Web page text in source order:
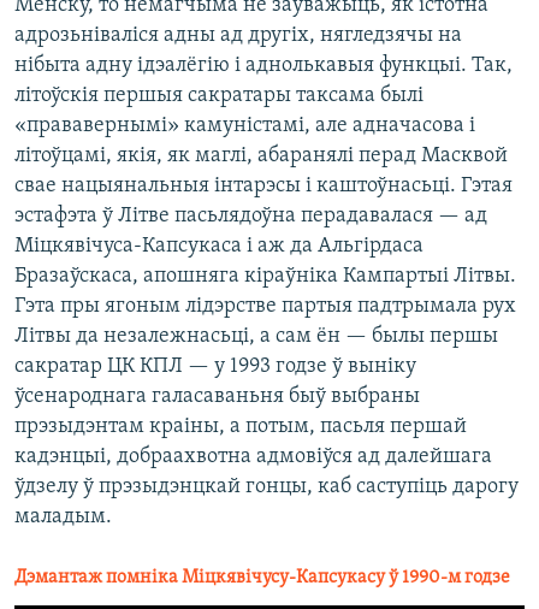
Менску, то немагчыма не заўважыць, як істотна
адрозьніваліся адны ад другіх, нягледзячы на
нібыта адну ідэалёгію і аднолькавыя функцыі. Так,
літоўскія першыя сакратары таксама былі
«прававернымі» камуністамі, але адначасова і
літоўцамі, якія, як маглі, абаранялі перад Масквой
свае нацыянальныя інтарэсы і каштоўнасьці. Гэтая
эстафэта ў Літве пасьлядоўна перадавалася — ад
Міцкявічуса-Капсукаса і аж да Альгірдаса
Бразаўскаса, апошняга кіраўніка Кампартыі Літвы.
Гэта пры ягоным лідэрстве партыя падтрымала рух
Літвы да незалежнасьці, а сам ён — былы першы
сакратар ЦК КПЛ — у 1993 годзе ў выніку
ўсенароднага галасаваньня быў выбраны
прэзыдэнтам краіны, а потым, пасьля першай
кадэнцыі, добраахвотна адмовіўся ад далейшага
ўдзелу ў прэзыдэнцкай гонцы, каб саступіць дарогу
маладым.
Дэмантаж помніка Міцкявічусу-Капсукасу ў 1990-м годзе